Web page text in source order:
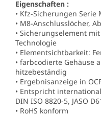
Eigenschaften :
• Kfz-Sicherungen Serie
• M8-Anschlusslöcher,
• Sicherungselement
Technologie
• Elementsichtbarkeit:
• farbcodierte Gehäuse
hitzebeständig
• Ergebnisanzeige in
• Entspricht
DIN ISO 8820-5, JASO
• RoHS konform